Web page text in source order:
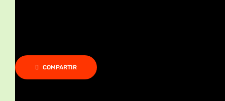
COMPARTIR